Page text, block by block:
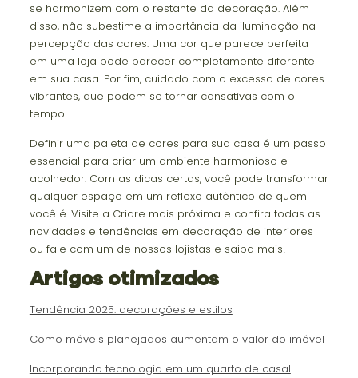
se harmonizem com o restante da decoração. Além
disso, não subestime a importância da iluminação na
percepção das cores. Uma cor que parece perfeita
em uma loja pode parecer completamente diferente
em sua casa. Por fim, cuidado com o excesso de cores
vibrantes, que podem se tornar cansativas com o
tempo.
Definir uma paleta de cores para sua casa é um passo
essencial para criar um ambiente harmonioso e
acolhedor. Com as dicas certas, você pode transformar
qualquer espaço em um reflexo autêntico de quem
você é. Visite a Criare mais próxima e confira todas as
novidades e tendências em decoração de interiores
ou fale com um de nossos lojistas e saiba mais!
Artigos otimizados
Tendência 2025: decorações e estilos
Como móveis planejados aumentam o valor do imóvel
Incorporando tecnologia em um quarto de casal